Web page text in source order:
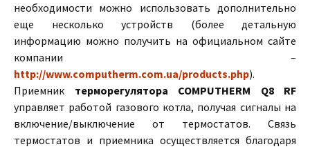
необходимости можно использовать дополнительно
еще несколько устройств (более детальную
информацию можно получить на официальном сайте
компании –
http://www.computherm.com.ua/products.php).
Приемник терморегулятора COMPUTHERM Q8 RF
управляет работой газового котла, получая сигналы на
включение/выключение от термостатов. Связь
термостатов и приемника осуществляется благодаря